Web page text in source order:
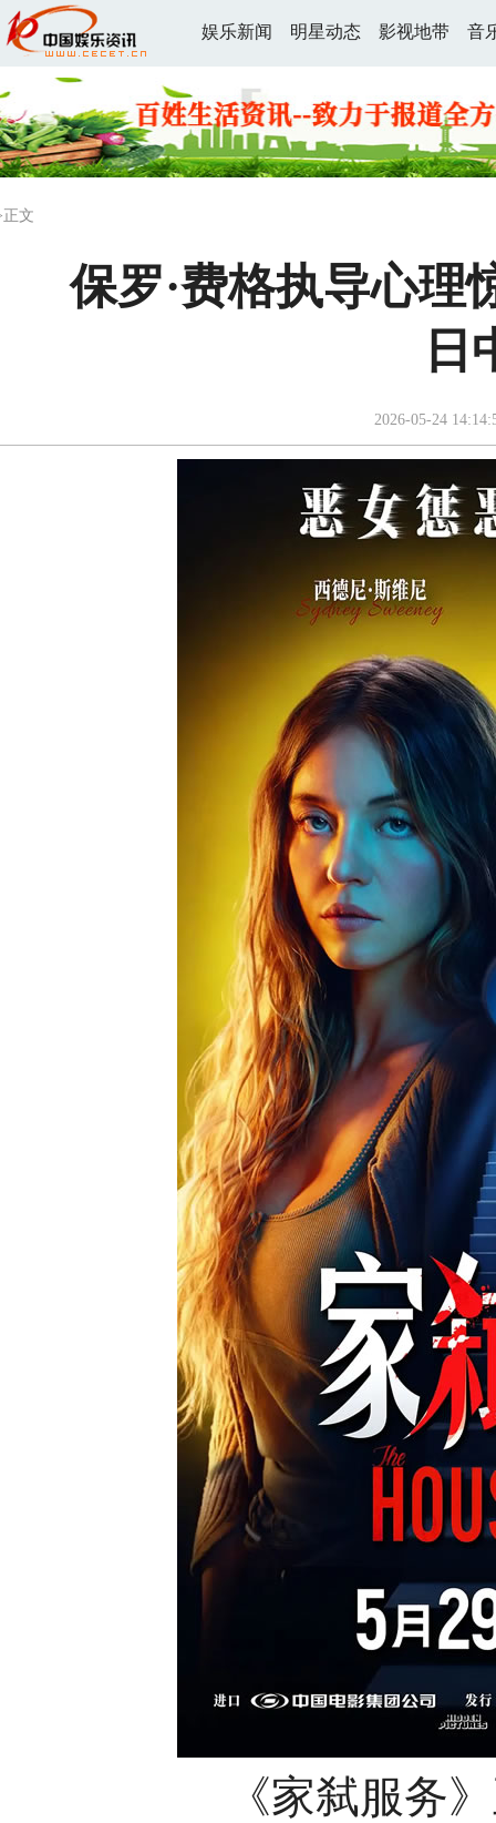
娱乐新闻 明星动态 影视地带 音
文
保罗·费格执导心理
日
2026-05-24
《家弑服务